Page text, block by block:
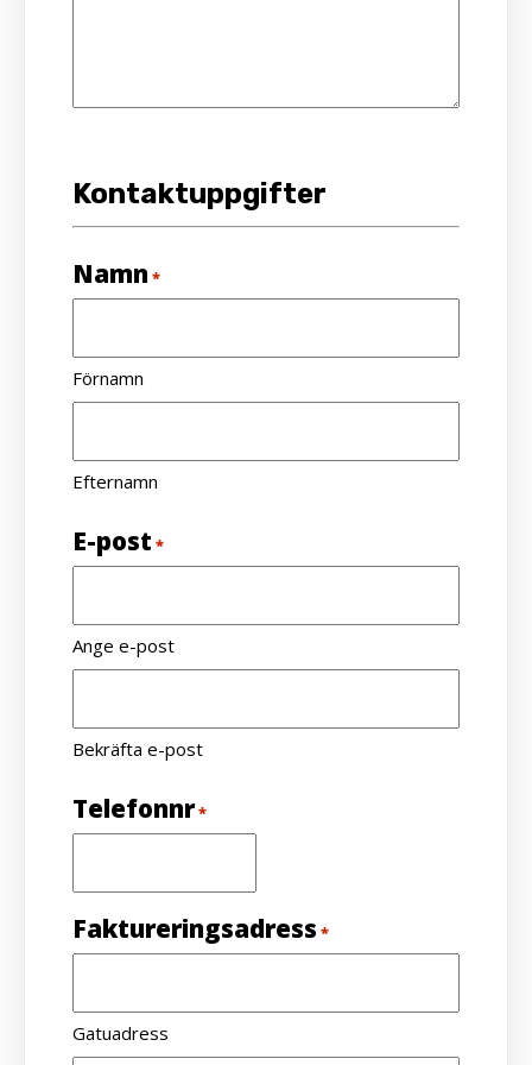
Kontaktuppgifter
Namn *
Förnamn
Efternamn
E-post *
Ange e-post
Bekräfta e-post
Telefonnr*
Faktureringsadress *
Gatuadress